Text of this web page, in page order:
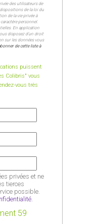
des utilisateurs de
de la loi du
de la vie privée à
personnel.
En application
disposez d’un droit
sur les données vous
de cette liste à
puissent
Colibris" vous
vous très
privées et ne
tierces
possible.
59